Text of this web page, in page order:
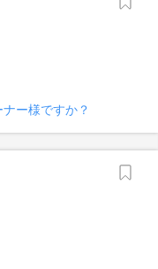
ー様ですか？